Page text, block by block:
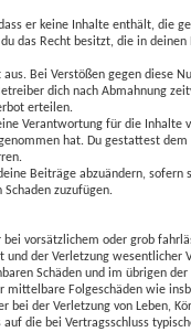
S
u
h
er keine Inhalte enthält, die
das Recht besitzt, die in
Bei Verstößen gegen diese
dich nach Abmahnung
erteilen.
Verantwortung für die Inhalte
hat. Du gestattest
Beiträge abzuändern, sofern
zuzufügen.
vorsätzlichem oder grob
und der Verletzung
Schäden und im übrigen
mittelbare Folgeschäden wie
bei der Verletzung von Leben,
die bei Vertragsschluss